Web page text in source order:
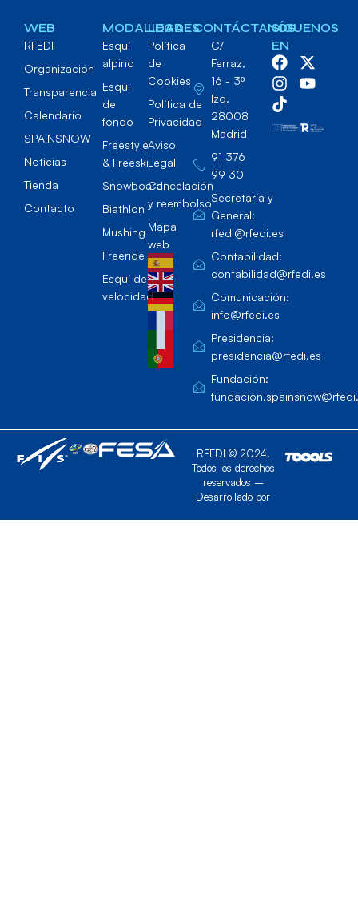
WEB
RFEDI
Organización
Transparencia
Calendario
SPAINSNOW
Noticias
Tienda
Contacto
MODALIDADES
Esquí
alpino
Esqúi
de
fondo
Freestyle
& Freeski
Snowboard
Biathlon
Mushing
Freeride
Esquí de
velocidad
LEGAL
Política
de
Cookies
Política de
Privacidad
Aviso
Legal
Cancelación
y reembolso
Mapa
web
CONTÁCTANOS
C/
Ferraz,
16 - 3º
Izq.
28008
Madrid
91 376
99 30
Secretaría y
General:
rfedi@rfedi.es
Contabilidad:
contabilidad@rfedi.es
Comunicación:
info@rfedi.es
Presidencia:
presidencia@rfedi.es
Fundación:
SÍGUENOS
EN
RFEDI © 2024.
Todos los derechos
reservados –
Desarrollado por